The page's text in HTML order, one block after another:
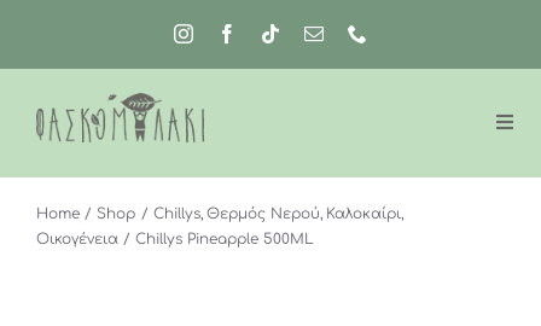
περιεχόμενο
Home Shop Chillys Θερμός Νερού Καλοκαίρι
Οικογένεια
Chillys Pineapple 500ML